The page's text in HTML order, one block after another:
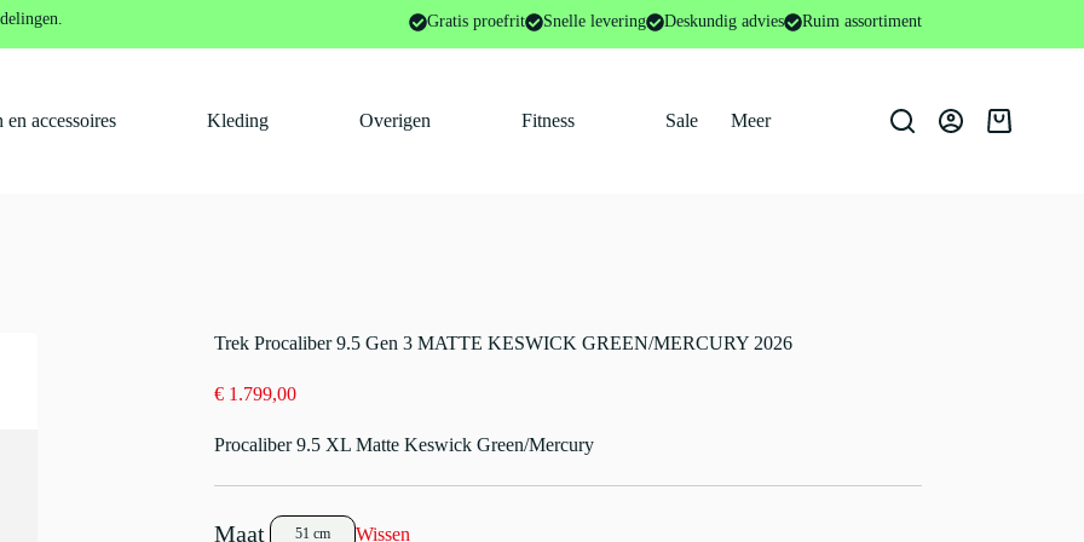
Gratis proefrit Snelle levering Deskundig advies Ruim assortiment
en accessoires Kleding Overigen Fitness Sale Meer
KESWICK GREEN/MERCURY 2026
Trek Procaliber 9.5 Gen 3 MATTE KESWICK GREEN/MERCURY 2026
€1.799,00
Procaliber 9.5 XL Matte Keswick Green/Mercury
51 cm Wissen